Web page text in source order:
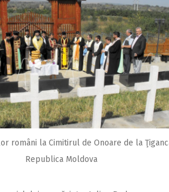
români la Cimitirul de Onoare de la
Republica Moldova